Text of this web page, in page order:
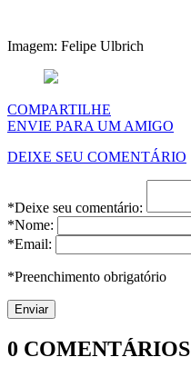
Imagem: Felipe Ulbrich
COMPARTILHE
ENVIE PARA UM AMIGO
DEIXE SEU COMENTÁRIO
*Deixe seu comentário:
*Nome:
*Email:
*Preenchimento obrigatório
0 COMENTÁRIOS